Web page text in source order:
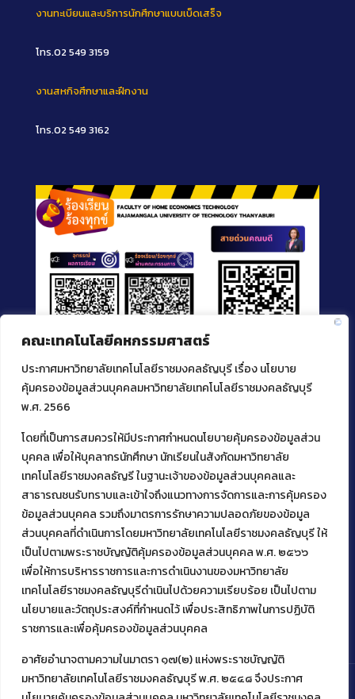
คณะเทคโนโลยีคหกรรมศาสตร์
ประกาศมหาวิทยาลัยเทคโนโลยีราชมงคลธัญบุรี เรื่อง นโยบาย
คุ้มครองข้อมูลส่วนบุคคลมหาวิทยาลัยเทคโนโลยีราชมงคลธัญบุรี
พ.ศ. 2566
โดยที่เป็นการสมควรให้มีประกาศกำหนดนโยบายคุ้มครองข้อมูลส่วน
บุคคล เพื่อให้บุคลากรนักศึกษา นักเรียนในสังกัดมหาวิทยาลัย
เทคโนโลยีราชมงคลธัญรี ในฐานะเจ้าของข้อมูลส่วนบุคคลและ
สาธารณชนรับทราบและเข้าใจถึงแนวทางการจัดการและการคุ้มครอง
ข้อมูลส่วนบุคคล รวมถึงมาตรการรักษาความปลอดภัยของข้อมูล
ส่วนบุคคลที่ดำเนินการโดยมหาวิทยาลัยเทคโนโลยีราชมงคลธัญบุรี ให้
เป็นไปตามพระราชบัญญัติคุ้มครองข้อมูลส่วนบุคคล พ.ศ. ๒๕๖๖
เพื่อให้การบริหารราชการและการดำเนินงานของมหาวิทยาลัย
เทคโนโลยีราชมงคลธัญบุรีดำเนินไปด้วยความเรียบร้อย เป็นไปตาม
นโยบายและวัตถุประสงค์ที่กำหนดไว้ เพื่อประสิทธิภาพในการปฏิบัติ
ราชการและเพื่อคุ้มครองข้อมูลส่วนบุคคล
อาศัยอำนาจตามความในมาตรา ๑๗(๒) แห่งพระราชบัญญัติ
มหาวิทยาลัยเทคโนโลยีราชมงคลธัญบุรี พ.ศ. ๒๕๔๘ จึงประกาศ
งานทะเบียนและบริการนักศึกษาแบบเบ็ดเสร็จ
โทร.02 549 3159
งานสหกิจศึกษาและฝึกงาน
โทร.02 549 3162
ติดต่อคณะเทคโนโลยีคหกรรมศาสตร์
39 หมู่ 1
ต.คลองหก อ. คลองหลวง
จ.ปทุมธานี 12120
โทร 02 549 3161